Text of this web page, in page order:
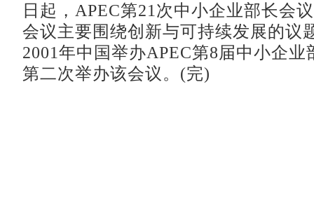
日起，APEC第21次中小企业部长会
会议主要围绕创新与可持续发展的议
2001年中国举办APEC第8届中小企
第二次举办该会议。(完)